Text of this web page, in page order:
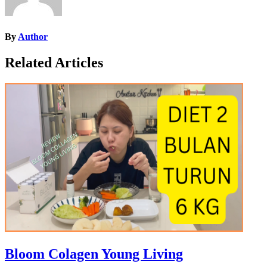
By Author
Related Articles
Bloom Colagen Young Living